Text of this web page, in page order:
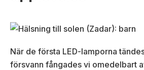
När de första LED-lamporna
försvann fångades vi omedelbart